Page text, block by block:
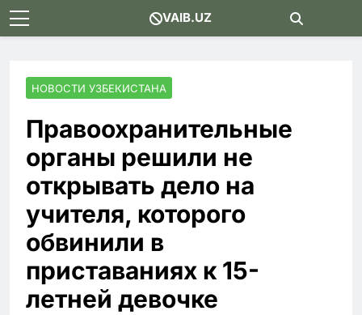
Skip
to
VAIB.UZ
НОВОСТИ УЗБЕКИСТАНА
Правоохранительные
органы решили не
открывать дело на
учителя, которого
обвинили в
приставаниях к 15-
летней девочке